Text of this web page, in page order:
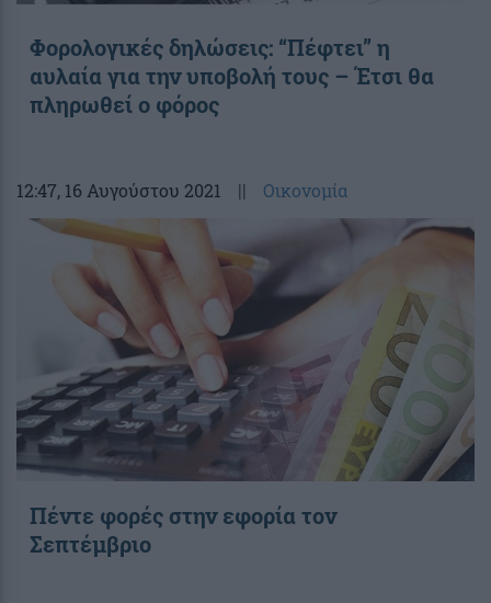
Φορολογικές δηλώσεις: “Πέφτει” η
αυλαία για την υποβολή τους – Έτσι θα
πληρωθεί ο φόρος
12:47, 16 Αυγούστου 2021 || Οικονομία
Πέντε φορές στην εφορία τον
Σεπτέμβριο